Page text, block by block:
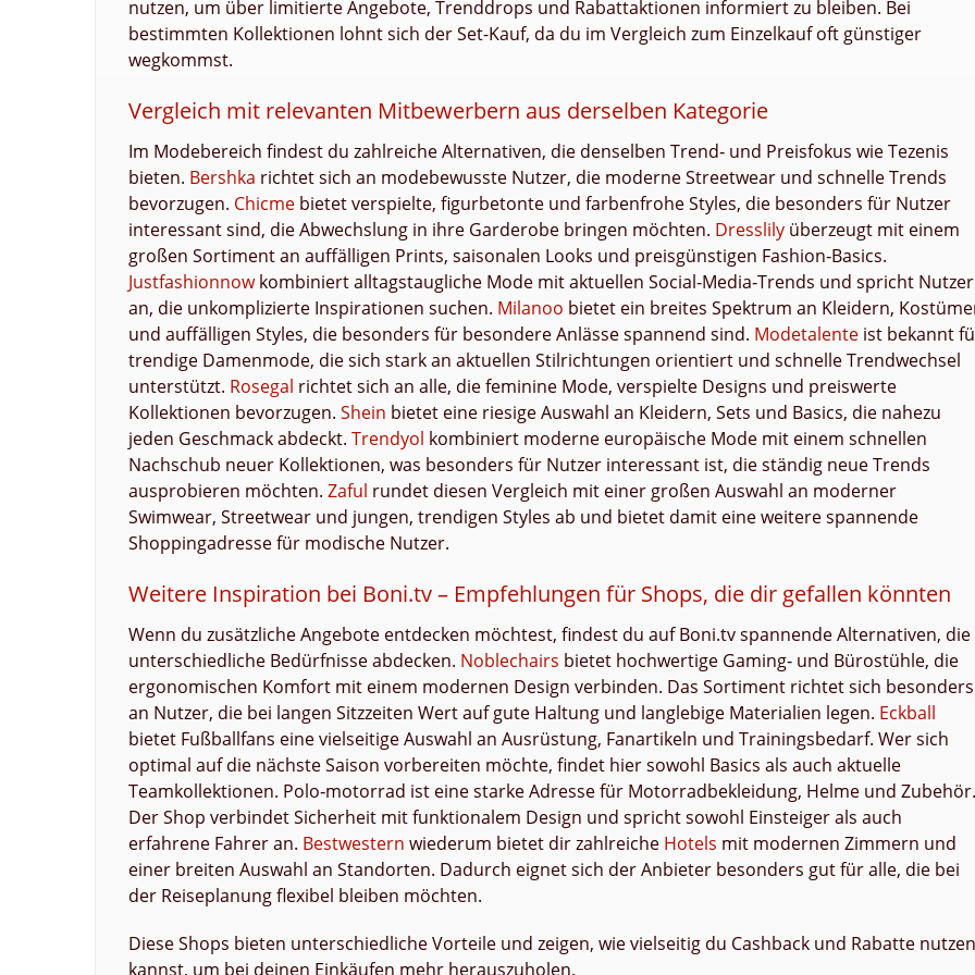
nutzen, um über limitierte Angebote, Trenddrops und Rabattaktionen informiert zu bleiben. Bei
bestimmten Kollektionen lohnt sich der Set-Kauf, da du im Vergleich zum Einzelkauf oft günstiger
wegkommst.
Vergleich mit relevanten Mitbewerbern aus derselben Kategorie
Im Modebereich findest du zahlreiche Alternativen, die denselben Trend‑ und Preisfokus wie Tezenis
bieten. Bershka richtet sich an modebewusste Nutzer, die moderne Streetwear und schnelle Trends
bevorzugen. Chicme bietet verspielte, figurbetonte und farbenfrohe Styles, die besonders für Nutzer
interessant sind, die Abwechslung in ihre Garderobe bringen möchten. Dresslily überzeugt mit einem
großen Sortiment an auffälligen Prints, saisonalen Looks und preisgünstigen Fashion‑Basics.
Justfashionnowkombiniert alltagstaugliche Mode mit aktuellen Social‑Media‑Trends und spricht Nutzer
an, die unkomplizierte Inspirationen suchen. Milanoo bietet ein breites Spektrum an Kleidern,
und auffälligen Styles, die besonders für besondere Anlässe spannend sind. Modetalente ist bekannt
trendige Damenmode, die sich stark an aktuellen Stilrichtungen orientiert und schnelle Trendwechsel
unterstützt. Rosegal richtet sich an alle, die feminine Mode, verspielte Designs und preiswerte
Kollektionen bevorzugen. Shein bietet eine riesige Auswahl an Kleidern, Sets und Basics, die nahezu
jeden Geschmack abdeckt. Trendyol kombiniert moderne europäische Mode mit einem schnellen
Nachschub neuer Kollektionen, was besonders für Nutzer interessant ist, die ständig neue Trends
ausprobieren möchten. Zaful rundet diesen Vergleich mit einer großen Auswahl an moderner
Swimwear, Streetwear und jungen, trendigen Styles ab und bietet damit eine weitere spannende
Shoppingadresse für modische Nutzer.
Weitere Inspiration bei Boni.tv – Empfehlungen für Shops, die dir gefallen könnten
Wenn du zusätzliche Angebote entdecken möchtest, findest du auf Boni.tv spannende Alternativen, die
unterschiedliche Bedürfnisse abdecken. Noblechairs bietet hochwertige Gaming‑ und Bürostühle, die
ergonomischen Komfort mit einem modernen Design verbinden. Das Sortiment richtet sich besonders
an Nutzer, die bei langen Sitzzeiten Wert auf gute Haltung und langlebige Materialien legen. Eckball
bietet Fußballfans eine vielseitige Auswahl an Ausrüstung, Fanartikeln und Trainingsbedarf. Wer sich
optimal auf die nächste Saison vorbereiten möchte, findet hier sowohl Basics als auch aktuelle
Teamkollektionen. Polo‑motorrad ist eine starke Adresse für Motorradbekleidung, Helme und Zubehör.
Der Shop verbindet Sicherheit mit funktionalem Design und spricht sowohl Einsteiger als auch
erfahrene Fahrer an. Bestwestern wiederum bietet dir zahlreiche Hotels mit modernen Zimmern und
einer breiten Auswahl an Standorten. Dadurch eignet sich der Anbieter besonders gut für alle, die bei
der Reiseplanung flexibel bleiben möchten.
Diese Shops bieten unterschiedliche Vorteile und zeigen, wie vielseitig du Cashback und Rabatte nutzen
kannst, um bei deinen Einkäufen mehr herauszuholen.